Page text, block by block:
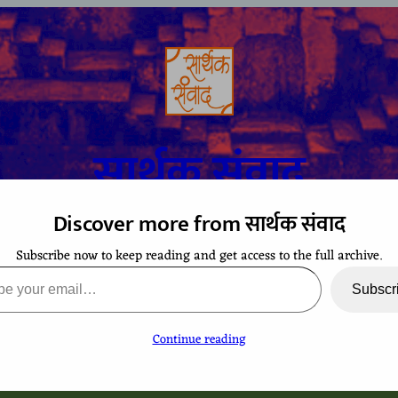
सार्थक संवाद
A space to gaze at the world from Bharatiya perspective
Discover more from सार्थक संवाद
Subscribe now to keep reading and get access to the full archive.
Continue reading